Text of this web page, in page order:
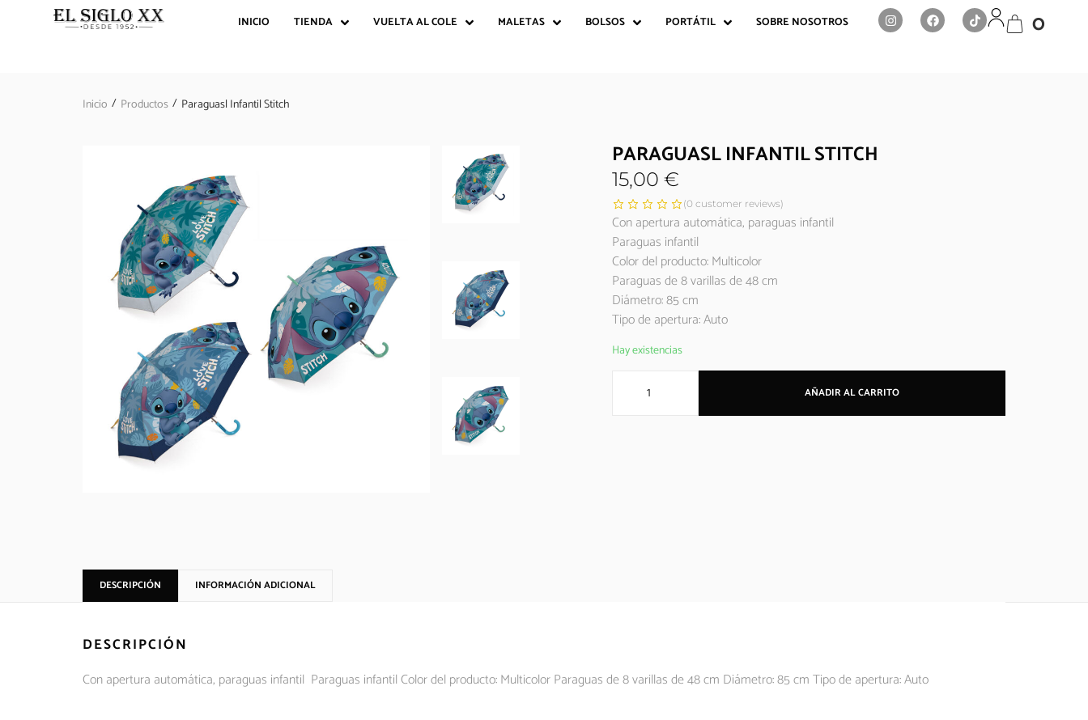
INICIO TIENDA VUELTA AL COLE MALETAS BOLSOS PORTÁTIL SOBRE NOSOTROS 0
Inicio / Productos / Paraguasl Infantil Stitch
PARAGUASL INFANTIL STITCH
15,00 €
(0 customer reviews)
Con apertura automática, paraguas infantil
Paraguas infantil
Color del producto: Multicolor
Paraguas de 8 varillas de 48 cm
Diámetro: 85 cm
Tipo de apertura: Auto
Hay existencias
AÑADIR AL CARRITO
DESCRIPCIÓN INFORMACIÓN ADICIONAL
DESCRIPCIÓN
Con apertura automática, paraguas infantil Paraguas infantil Color del producto: Multicolor Paraguas de 8 varillas de 48 cm Diámetro: 85 cm Tipo de apertura: Auto